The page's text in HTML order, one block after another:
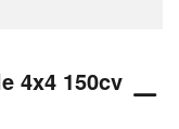
4x4 150cv